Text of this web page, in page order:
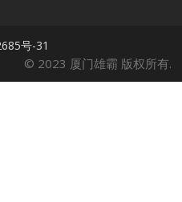
号-31
© 2023 厦门雄霸 版权所有.